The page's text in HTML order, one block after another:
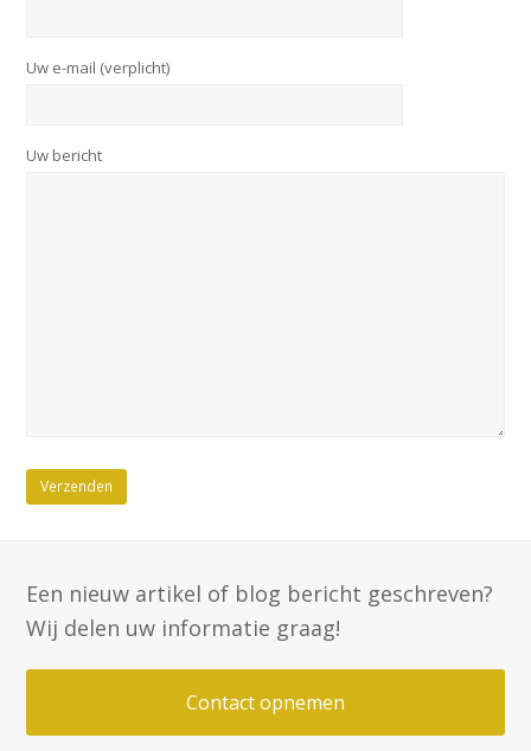
Uw e-mail (verplicht)
Uw bericht
Een nieuw artikel of blog bericht geschreven?
Wij delen uw informatie graag!
Contact opnemen